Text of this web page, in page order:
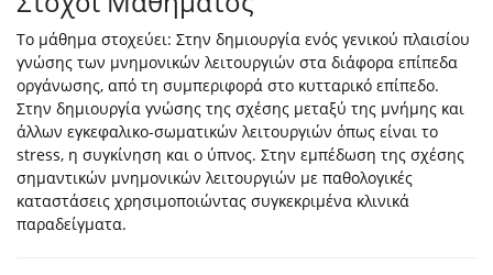
Το μάθημα στοχεύει: Στην δημιουργία ενός γενικού πλαισίου
γνώσης των μνημονικών λειτουργιών στα διάφορα επίπεδα
οργάνωσης, από τη συμπεριφορά στο κυτταρικό επίπεδο.
Στην δημιουργία γνώσης της σχέσης μεταξύ της μνήμης και
άλλων εγκεφαλικο-σωματικών λειτουργιών όπως είναι το
stress, η συγκίνηση και ο ύπνος. Στην εμπέδωση της σχέσης
σημαντικών μνημονικών λειτουργιών με παθολογικές
καταστάσεις χρησιμοποιώντας συγκεκριμένα κλινικά
παραδείγματα.